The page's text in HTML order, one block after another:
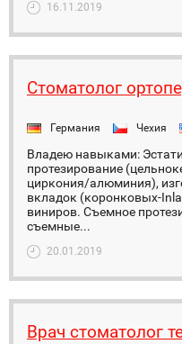
16.11.2019
Стоматолог
Германия Чехия
Владею навыками:
протезирование
циркония/алюминия),
вкладок (коронковых-
виниров. Cъемное
съемные...
20.01.2019
Врач стоматолог